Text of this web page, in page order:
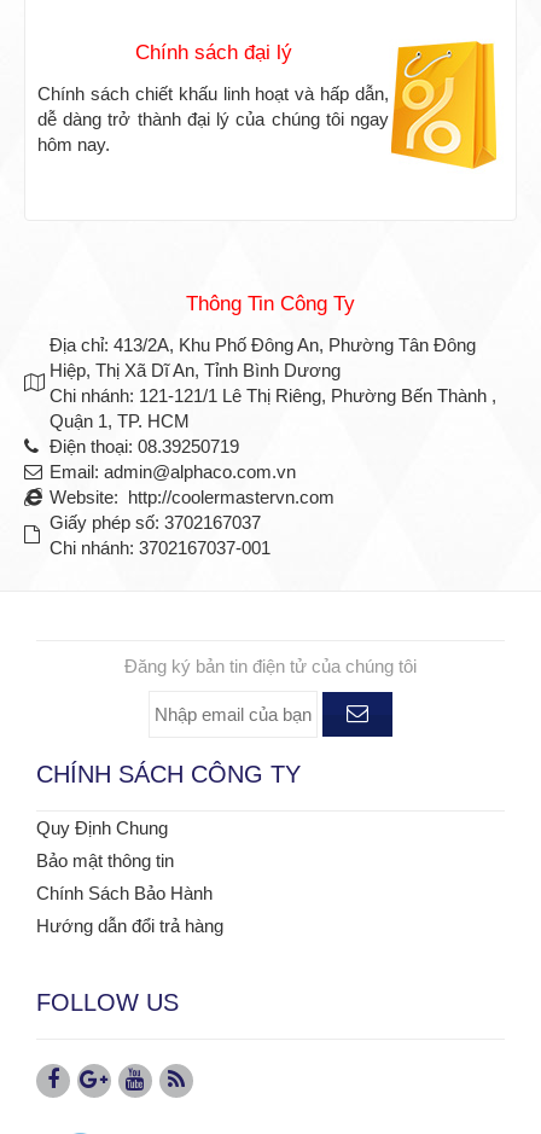
Chính sách đại lý
Chính sách chiết khấu linh hoạt và hấp dẫn,
dễ dàng trở thành đại lý của chúng tôi ngay
hôm nay.
Thông Tin Công Ty
Địa chỉ: 413/2A, Khu Phố Đông An, Phường Tân Đông
Hiệp, Thị Xã Dĩ An, Tỉnh Bình Dương
Chi nhánh: 121-121/1 Lê Thị Riêng, Phường Bến Thành ,
Quận 1, TP. HCM
Điện thoại: 08.39250719
Email: admin@alphaco.com.vn
Website: http://coolermastervn.com
Giấy phép số: 3702167037
Chi nhánh: 3702167037-001
Đăng ký bản tin điện tử của chúng tôi
CHÍNH SÁCH CÔNG TY
Quy Định Chung
Bảo mật thông tin
Chính Sách Bảo Hành
Hướng dẫn đổi trả hàng
FOLLOW US